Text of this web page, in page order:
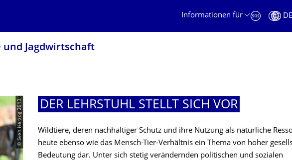
Informationen für
DE
Jagdwirtschaft
© Sven Herzog 2013 DER LEHRSTUHL STELLT SICH VOR
Wildtiere, deren nachhaltiger Schutz und ihre Nutzung als natürliche
heute ebenso wie das Mensch-Tier-Verhältnis ein Thema von hoher
Bedeutung dar. Unter sich stetig verändernden politischen und sozialen